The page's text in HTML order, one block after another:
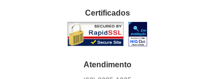
Certificados
Atendimento